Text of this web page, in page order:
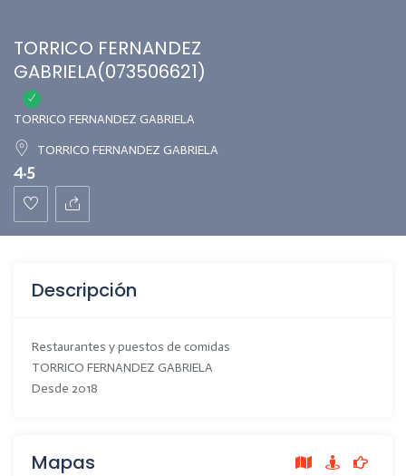
TORRICO FERNANDEZ
GABRIELA(073506621)
TORRICO FERNANDEZ GABRIELA
TORRICO FERNANDEZ GABRIELA
4.5
Descripción
Restaurantes y puestos de comidas
TORRICO FERNANDEZ GABRIELA
Desde 2018
Mapas